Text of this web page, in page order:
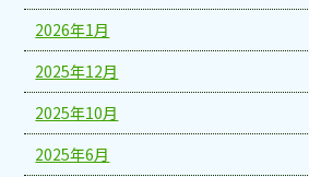
2026年1月
2025年12月
2025年10月
2025年6月